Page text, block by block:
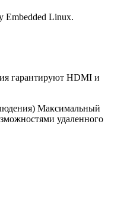
Embedded Linux.
гарантируют HDMI и
Максимальный
удаленного